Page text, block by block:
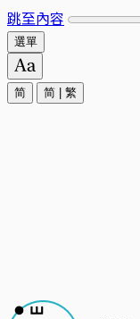
跳至內容
選單
简 简 繁